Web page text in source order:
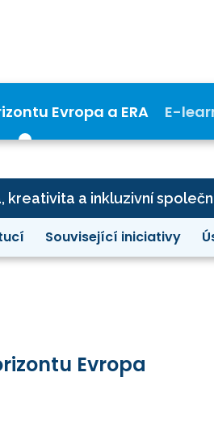
Evropa a ERA E-
kreativita a inkluzivní
Související iniciativy
Evropa